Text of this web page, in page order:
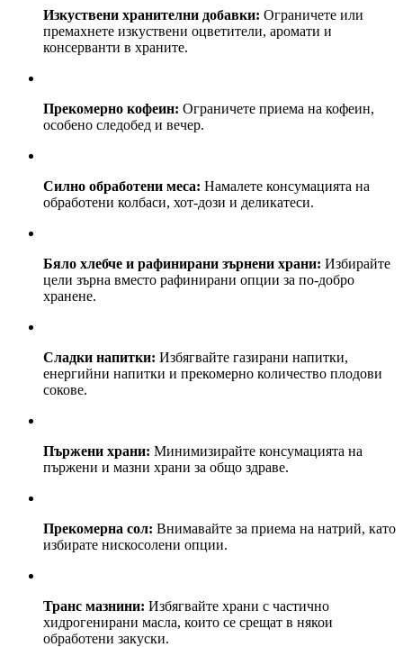
Изкуствени хранителни добавки: Ограничете или
премахнете изкуствени оцветители, аромати и
консерванти в храните.
Прекомерно кофеин: Ограничете приема на кофеин,
особено следобед и вечер.
Силно обработени меса: Намалете консумацията на
обработени колбаси, хот-дози и деликатеси.
Бяло хлебче и рафинирани зърнени храни: Избирайте
цели зърна вместо рафинирани опции за по-добро
хранене.
Сладки напитки: Избягвайте газирани напитки,
енергийни напитки и прекомерно количество плодови
сокове.
Пържени храни: Минимизирайте консумацията на
пържени и мазни храни за общо здраве.
Прекомерна сол: Внимавайте за приема на натрий, като
избирате нискосолени опции.
Транс мазнини: Избягвайте храни с частично
хидрогенирани масла, които се срещат в някои
обработени закуски.